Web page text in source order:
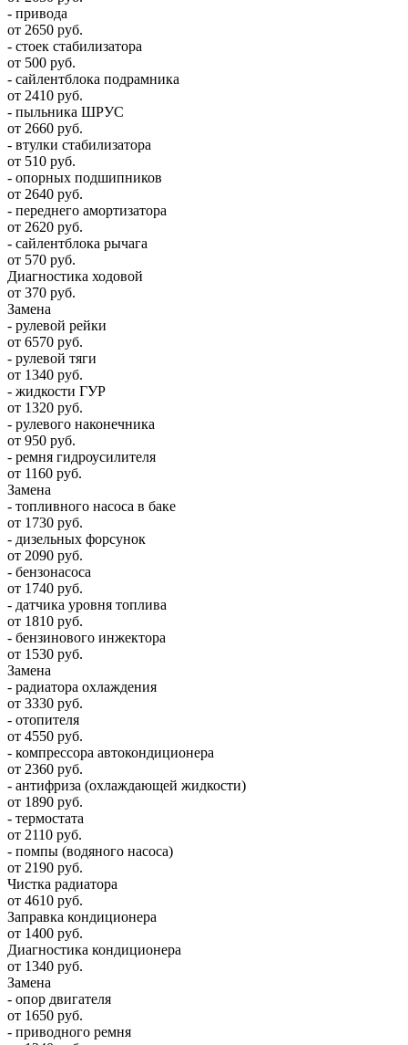
- привода
от 2650 руб.
- стоек стабилизатора
от 500 руб.
- сайлентблока подрамника
от 2410 руб.
- пыльника ШРУС
от 2660 руб.
- втулки стабилизатора
от 510 руб.
- опорных подшипников
от 2640 руб.
- переднего амортизатора
от 2620 руб.
- сайлентблока рычага
от 570 руб.
Диагностика ходовой
от 370 руб.
Замена
- рулевой рейки
от 6570 руб.
- рулевой тяги
от 1340 руб.
- жидкости ГУР
от 1320 руб.
- рулевого наконечника
от 950 руб.
- ремня гидроусилителя
от 1160 руб.
Замена
- топливного насоса в баке
от 1730 руб.
- дизельных форсунок
от 2090 руб.
- бензонасоса
от 1740 руб.
- датчика уровня топлива
от 1810 руб.
- бензинового инжектора
от 1530 руб.
Замена
- радиатора охлаждения
от 3330 руб.
- отопителя
от 4550 руб.
- компрессора автокондиционера
от 2360 руб.
- антифриза (охлаждающей жидкости)
от 1890 руб.
- термостата
от 2110 руб.
- помпы (водяного насоса)
от 2190 руб.
Чистка радиатора
от 4610 руб.
Заправка кондиционера
от 1400 руб.
Диагностика кондиционера
от 1340 руб.
Замена
- опор двигателя
от 1650 руб.
- приводного ремня